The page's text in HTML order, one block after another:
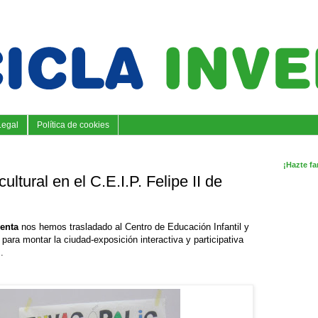
Política de cookies
en el C.E.I.P. Felipe II de
nos hemos trasladado al Centro de Educación Infantil y
para montar la ciudad-exposición interactiva y participativa
.
¡Hazte